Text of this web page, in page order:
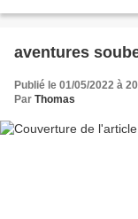
aventures
Publié le 01/05/2022 à
Par Thomas